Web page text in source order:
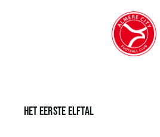
Het eerste elftal